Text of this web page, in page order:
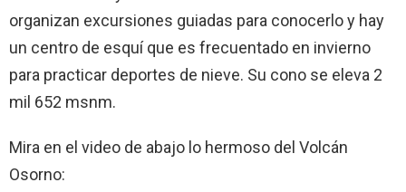
organizan excursiones guiadas para conocerlo y hay
un centro de esquí que es frecuentado en invierno
para practicar deportes de nieve. Su cono se eleva 2
mil 652 msnm.
Mira en el video de abajo lo hermoso del Volcán
Osorno: